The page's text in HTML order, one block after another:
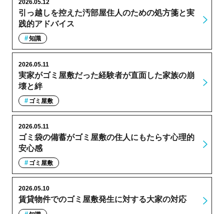
引っ越しを控えた汚部屋住人のための処方箋と実
践的アドバイス
2026.05.12
知識
実家がゴミ屋敷だった経験者が直面した家族の崩
壊と絆
2026.05.11
ゴミ屋敷
ゴミ袋の備蓄がゴミ屋敷の住人にもたらす心理的
安心感
2026.05.11
ゴミ屋敷
賃貸物件でのゴミ屋敷発生に対する大家の対応
2026.05.10